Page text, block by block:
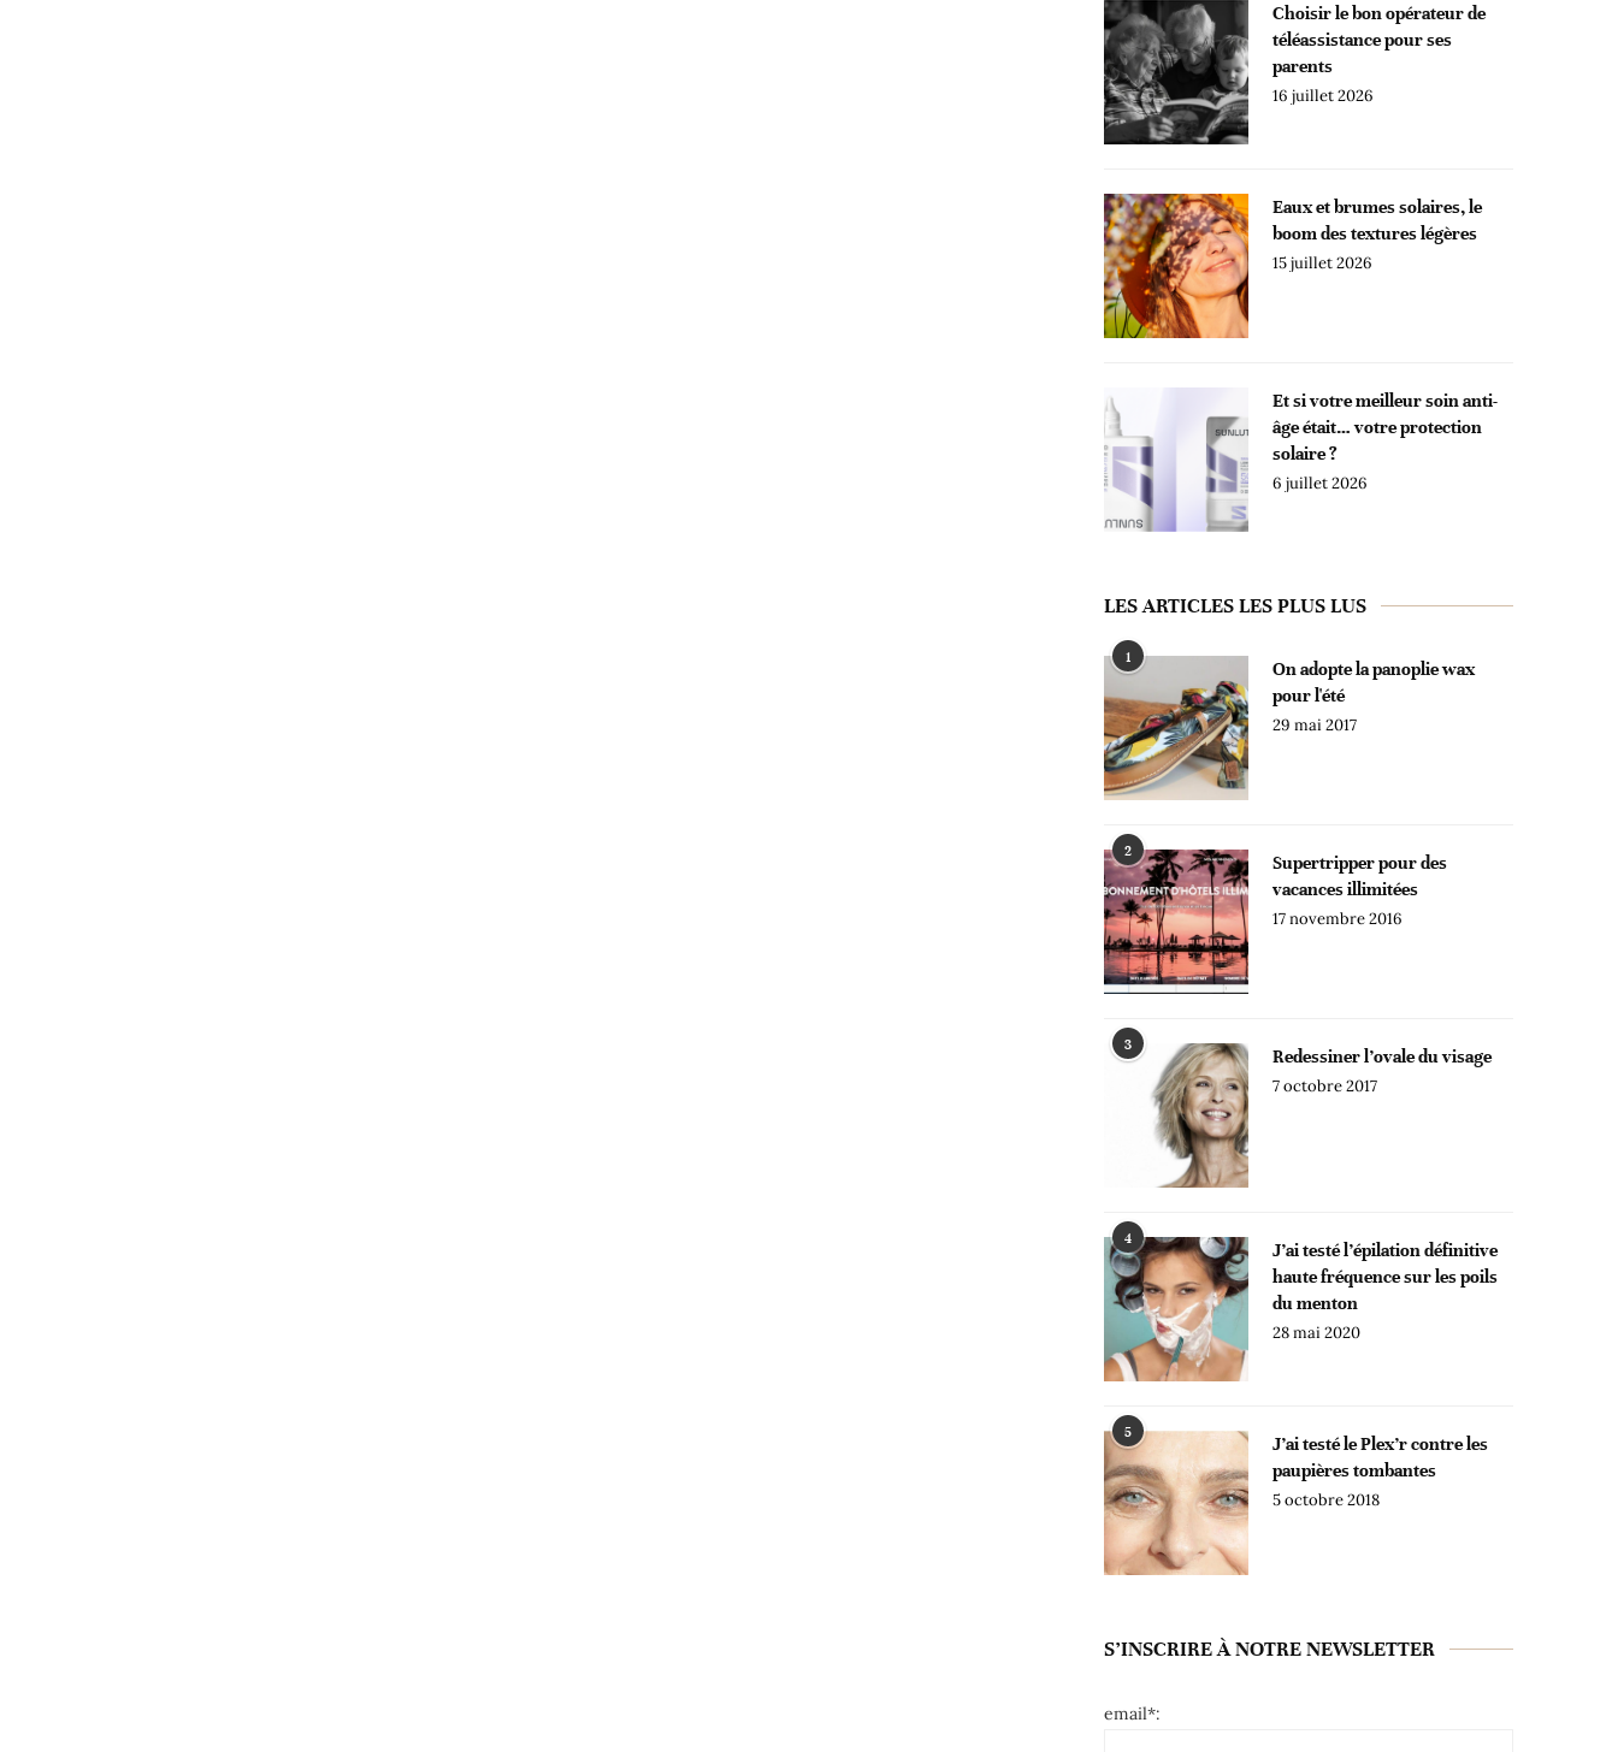
Choisir le bon opérateur de
téléassistance pour ses
parents
16 juillet 2026
Eaux et brumes solaires, le
boom des textures légères
15 juillet 2026
Et si votre meilleur soin anti-
âge était… votre protection
solaire ?
6 juillet 2026
LES ARTICLES LES PLUS LUS
1
On adopte la panoplie wax
pour l'été
29 mai 2017
2
Supertripper pour des
vacances illimitées
17 novembre 2016
3
Redessiner l’ovale du visage
7 octobre 2017
4
J’ai testé l’épilation définitive
haute fréquence sur les poils
du menton
28 mai 2020
5
J’ai testé le Plex’r contre les
paupières tombantes
5 octobre 2018
S’INSCRIRE À NOTRE NEWSLETTER
email*: